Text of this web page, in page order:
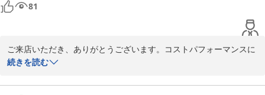
81
ご来店いただき、ありがとうございます。コストパフォーマンスに
ご満足いただけたとのこと、大変嬉しく思います。今後もお客様に
待ちしております。
続きを読む